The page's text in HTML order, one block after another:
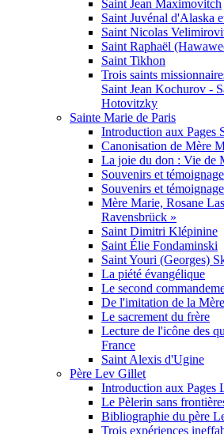
Saint Jean Maximovitch
Saint Juvénal d'Alaska
Saint Nicolas
Saint Raphaël
Saint Tikhon
Trois saints
Saint Jean Kochurov -
Hotovitzky
Sainte Marie de Paris
Introduction aux Pages
Canonisation de Mère
La joie du don : Vie de
Souvenirs et
Souvenirs et
Mère Marie, Rosane
Ravensbrück »
Saint Dimitri Klépinine
Saint Élie Fondaminski
Saint Youri (Georges)
La piété évangélique
Le second
De l'imitation de la
Le sacrement du frère
Lecture de l'icône des
France
Saint Alexis d'Ugine
Père Lev Gillet
Introduction aux Pages
Le Pèlerin sans
Bibliographie du père
Trois expériences